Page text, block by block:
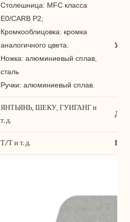
Столешница: MFC класса
E0/CARB P2;
Кромкооблицовка: кромка
аналогичного цвета.
Ножка: алюминиевый сплав,
сталь
Ручки: алюминиевый сплав.
ЯНТЬЯНЬ, ШЕКУ, ГУИГАНГ и
т. д.
Дни
Т/Т и т. д.